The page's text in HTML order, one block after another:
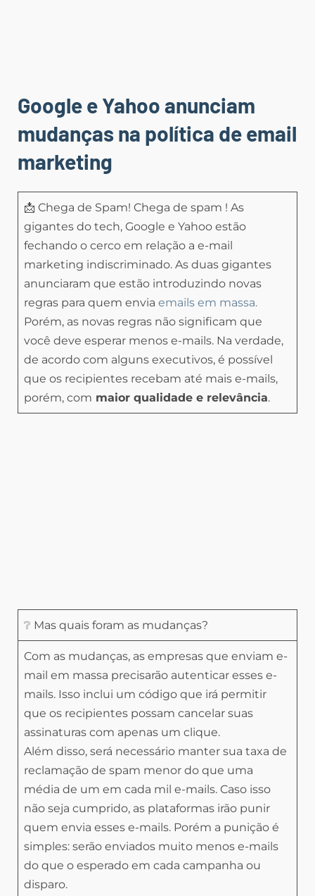
Google e Yahoo anunciam
mudanças na política de email
marketing
📩 Chega de Spam! Chega de spam ! As
gigantes do tech, Google e Yahoo estão
fechando o cerco em relação a e-mail
marketing indiscriminado. As duas gigantes
anunciaram que estão introduzindo novas
regras para quem envia emails em massa.
Porém, as novas regras não significam que
você deve esperar menos e-mails. Na verdade,
de acordo com alguns executivos, é possível
que os recipientes recebam até mais e-mails,
porém, com maior qualidade e relevância.
❔ Mas quais foram as mudanças?
Com as mudanças, as empresas que enviam e-
mail em massa precisarão autenticar esses e-
mails. Isso inclui um código que irá permitir
que os recipientes possam cancelar suas
assinaturas com apenas um clique.
Além disso, será necessário manter sua taxa de
reclamação de spam menor do que uma
média de um em cada mil e-mails. Caso isso
não seja cumprido, as plataformas irão punir
quem envia esses e-mails. Porém a punição é
simples: serão enviados muito menos e-mails
do que o esperado em cada campanha ou
disparo.